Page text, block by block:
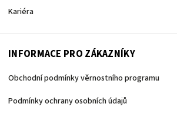
Kariéra
INFORMACE PRO ZÁKAZNÍKY
Obchodní podmínky věrnostního programu
Podmínky ochrany osobních údajů